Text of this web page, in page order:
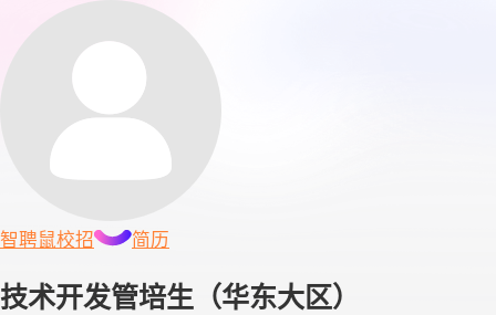
智聘鼠校招 简历
技术开发管培生（华东大区）